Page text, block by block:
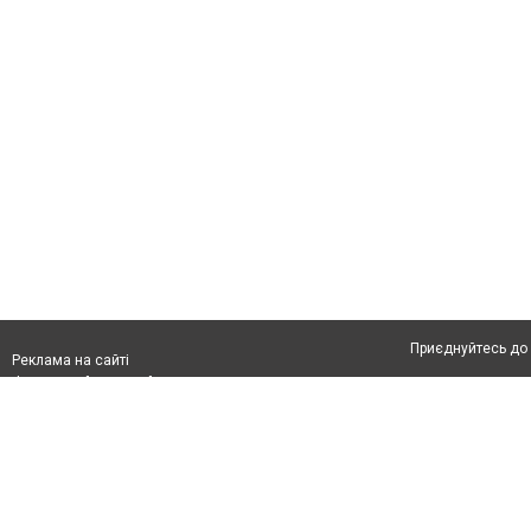
Реклама на сайті
Приєднуйтесь до